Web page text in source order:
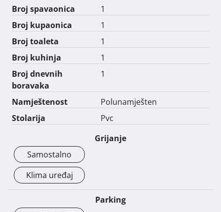
Broj spavaonica
1
Broj kupaonica
1
Broj toaleta
1
Broj kuhinja
1
Broj dnevnih
boravaka
1
Namještenost
Polunamješten
Stolarija
Pvc
Grijanje
Samostalno
Klima uređaj
Parking